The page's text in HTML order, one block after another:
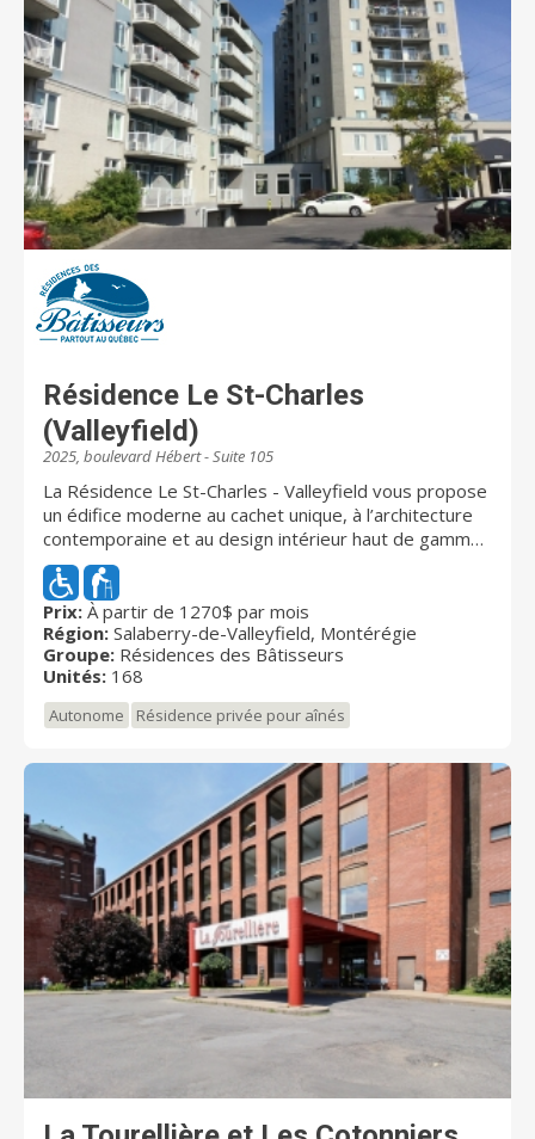
Résidence Le St-Charles
(Valleyfield)
2025, boulevard Hébert - Suite 105
La Résidence Le St-Charles - Valleyfield vous propose
un édifice moderne au cachet unique, à l’architecture
contemporaine et au design intérieur haut de gamme.
Parmi les aires communes, on retrouve notamment un
vaste hall d’entrée, un salon d’accueil avec foyer, des
espaces climatisés et des ascenseurs. Les résidents
bénéficient également d’une terrasse extérieure
aménagée.
Prix: À partir de 1270$ par mois
Région: Salaberry-de-Valleyfield, Montérégie
Groupe: Résidences des Bâtisseurs
Unités: 168
Autonome Résidence privée pour aînés